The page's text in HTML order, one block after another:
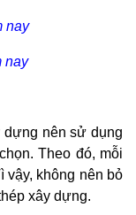
nay
nay
dựng nên sử dụng
Theo đó, mỗi
vậy, không nên bỏ
xây dựng.